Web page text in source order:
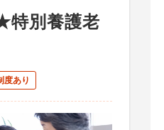
特別養護老
度あり